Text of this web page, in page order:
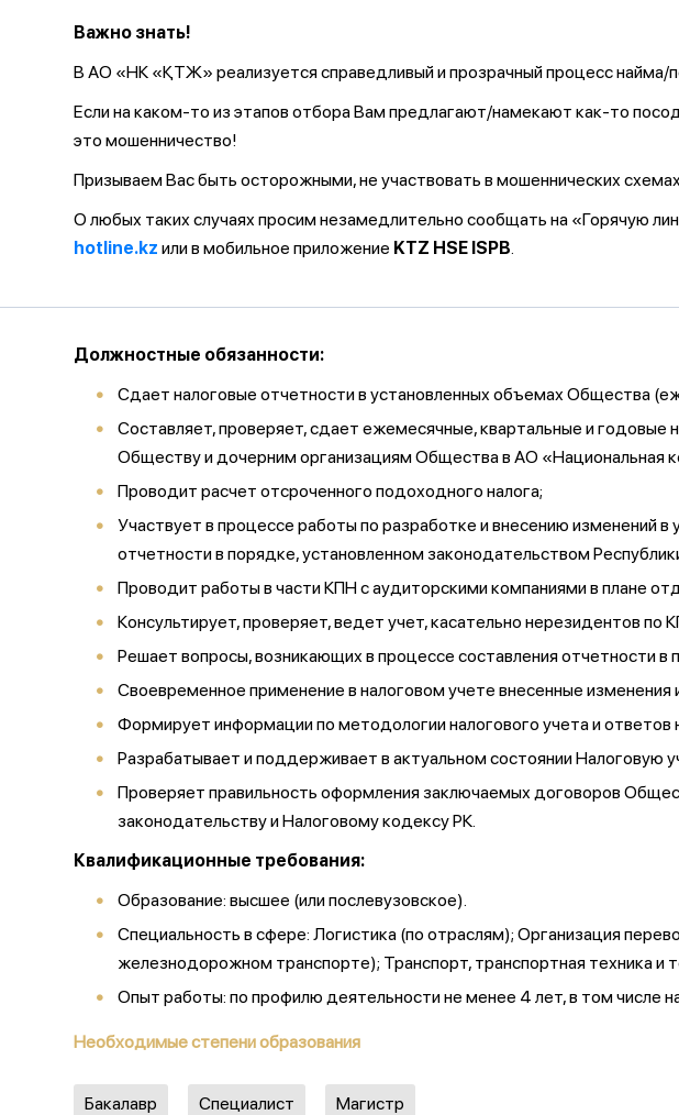
Важно знать!
В АО «НК «ҚТЖ» реализуется справедливый и прозрачный процесс найма/
Если на каком-то из этапов отбора Вам предлагают/намекают как-то
это мошенничество!
Призываем Вас быть осторожными, не участвовать в мошеннических
О любых таких случаях просим незамедлительно сообщать на «Горячую
hotline.kz или в мобильное приложение KTZ HSE ISPB.
Должностные обязанности:
Сдает налоговые отчетности в установленных объемах Общества
Составляет, проверяет, сдает ежемесячные, квартальные и
Обществу и дочерним организациям Общества в АО «Национальная
Проводит расчет отсроченного подоходного налога;
Участвует в процессе работы по разработке и внесению
отчетности в порядке, установленном законодательством
Проводит работы в части КПН с аудиторскими компаниями в плане
Консультирует, проверяет, ведет учет, касательно нерезидентов по
Решает вопросы, возникающих в процессе составления отчетности в
Своевременное применение в налоговом учете внесенные
Формирует информации по методологии налогового учета и ответов
Разрабатывает и поддерживает в актуальном состоянии Налоговую
Проверяет правильность оформления заключаемых договоров
законодательству и Налоговому кодексу РК.
Квалификационные требования:
Образование: высшее (или послевузовское).
Специальность в сфере: Логистика (по отраслям); Организация
железнодорожном транспорте); Транспорт, транспортная техника
Опыт работы: по профилю деятельности не менее 4 лет, в том числе
Необходимые степени образования
Бакалавр Специалист Магистр